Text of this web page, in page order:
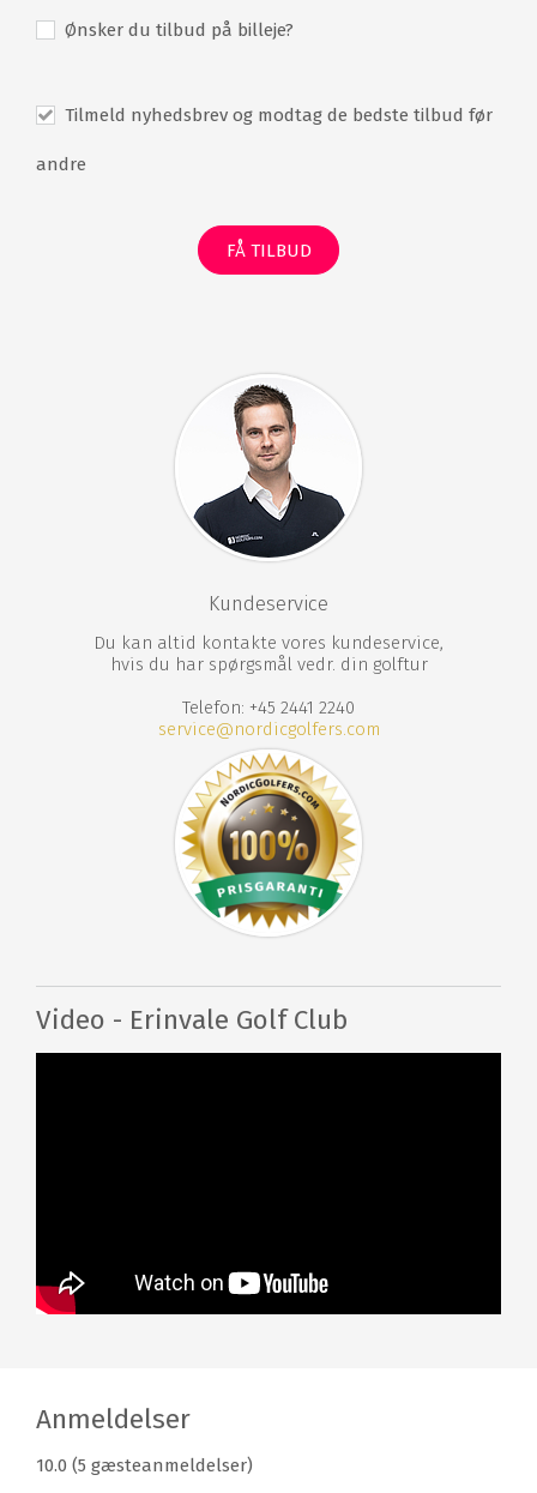
Ønsker du tilbud på billeje?
Tilmeld nyhedsbrev og modtag de bedste tilbud før
andre
FÅ TILBUD
Kundeservice
Du kan altid kontakte vores kundeservice,
hvis du har spørgsmål vedr. din golftur
Telefon: +45 2441 2240
service@nordicgolfers.com
Video - Erinvale Golf Club
Anmeldelser
10.0 (5 gæsteanmeldelser)